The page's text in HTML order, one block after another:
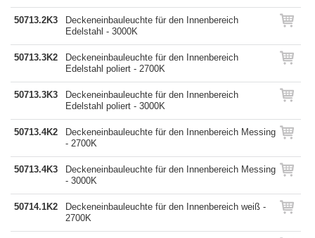
50713.2K3
Deckeneinbauleuchte für den Innenbereich
Edelstahl - 3000K
50713.3K2
Deckeneinbauleuchte für den Innenbereich
Edelstahl poliert - 2700K
50713.3K3
Deckeneinbauleuchte für den Innenbereich
Edelstahl poliert - 3000K
50713.4K2
Deckeneinbauleuchte für den Innenbereich Messing
- 2700K
50713.4K3
Deckeneinbauleuchte für den Innenbereich Messing
- 3000K
50714.1K2
Deckeneinbauleuchte für den Innenbereich weiß -
2700K